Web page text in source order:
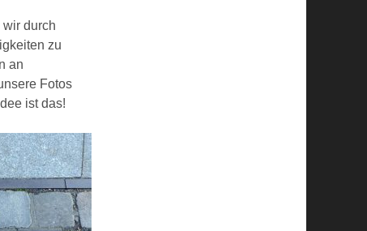
durch
zu
an
Fotos
ist das!